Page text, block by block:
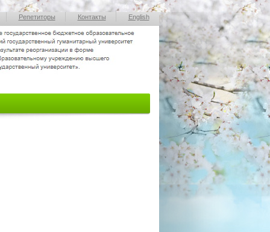
Репетиторы Контакты English